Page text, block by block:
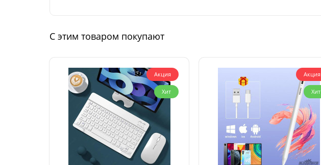
С этим товаром покупают
Акция
Хит
Акция
Хит